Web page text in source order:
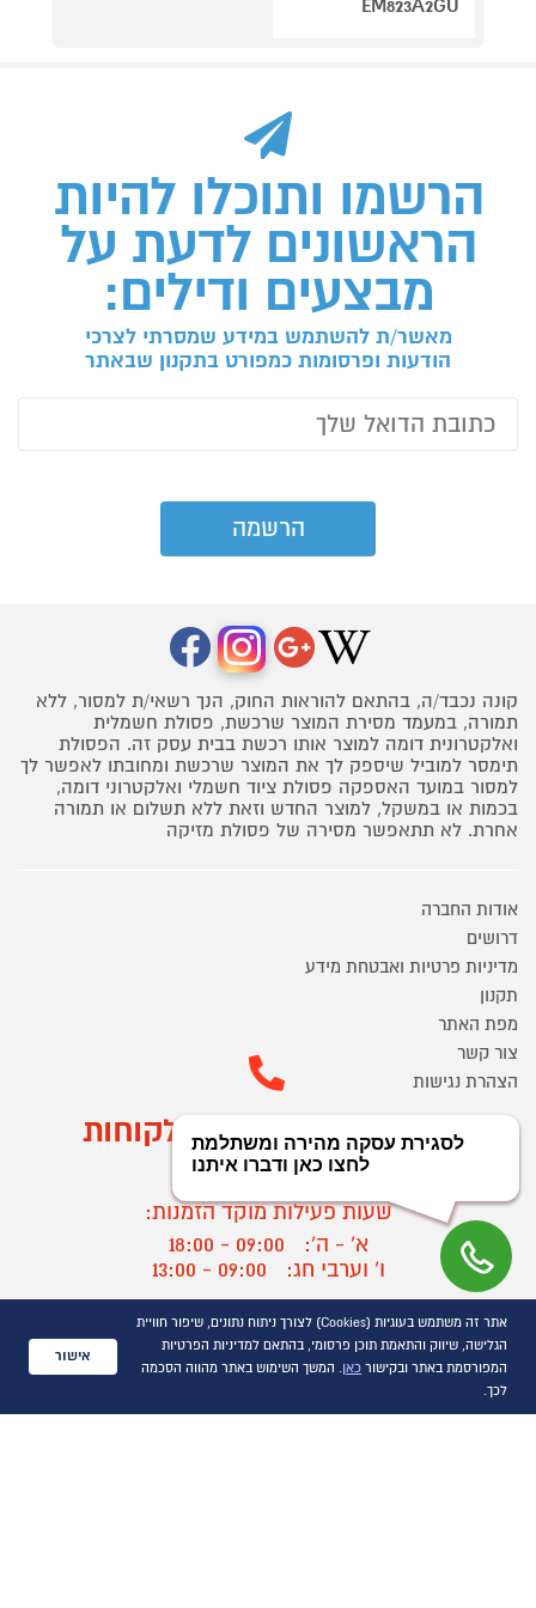
EM823A2GU
הרשמו ותוכלו להיות
הראשונים לדעת על
מבצעים ודילים:
מאשר/ת להשתמש במידע שמסרתי לצרכי
הודעות ופרסומות כמפורט בתקנון שבאתר
קונה נכבד/ה, בהתאם להוראות החוק, הנך רשאי/ת למסור, ללא
תמורה, במעמד מסירת המוצר שרכשת, פסולת חשמלית
ואלקטרונית דומה למוצר אותו רכשת בבית עסק זה. הפסולת
תימסר למוביל שיספק לך את המוצר שרכשת ומחובתו לאפשר לך
למסור במועד האספקה פסולת ציוד חשמלי ואלקטרוני דומה,
בכמות או במשקל, למוצר החדש וזאת ללא תשלום או תמורה
אחרת. לא תתאפשר מסירה של פסולת מזיקה
אודות החברה
דרושים
מדיניות פרטיות ואבטחת מידע
תקנון
מפת האתר
צור קשר
הצהרת נגישות
מוקד הזמנות ושירות לקוחות
03-9545370
שעות פעילות מוקד הזמנות:
א' - ה':
09:00 - 18:00
ו' וערבי חג:
09:00 - 13:00
א' - ד':
09:00 - 16:30
ה :
09:00 - 16:00
אתר זה משתמש בעוגיות (Cookies) לצורך ניתוח נתונים, שיפור חוויית
הגלישה, שיווק והתאמת תוכן פרסומי, בהתאם למדיניות הפרטיות
המפורסמת באתר ובקישור כאן. המשך השימוש באתר מהווה הסכמה
לכך.
אישור